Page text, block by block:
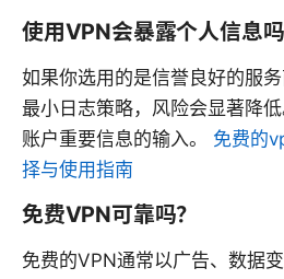
使用VPN会暴露个人信息吗
如果你选用的是信誉良好的服务
最小日志策略，风险会显著降
账户重要信息的输入。 免费的
择与使用指南
免费VPN可靠吗？
免费的VPN通常以广告、数据